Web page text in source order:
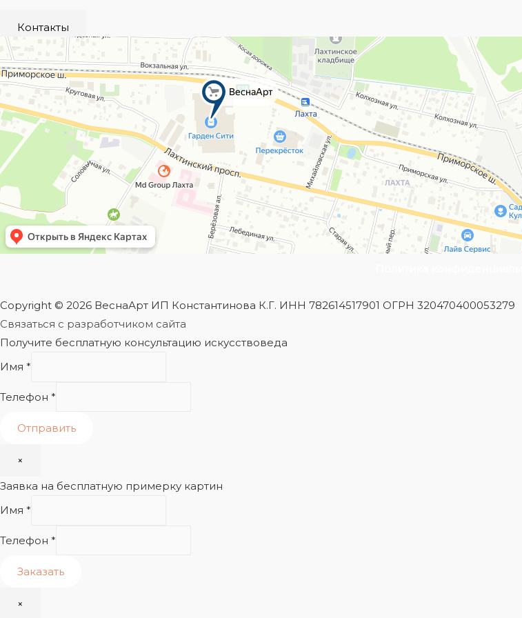
Контакты
Copyright © 2026 ВеснаАрт ИП Константинова К.Г. ИНН 782614517901 ОГРН 320470400053279
Связаться с разработчиком сайта
Получите бесплатную консультацию искусствоведа
Имя *
Телефон *
Отправить
×
Заявка на бесплатную примерку картин
Имя *
Телефон *
Заказать
×